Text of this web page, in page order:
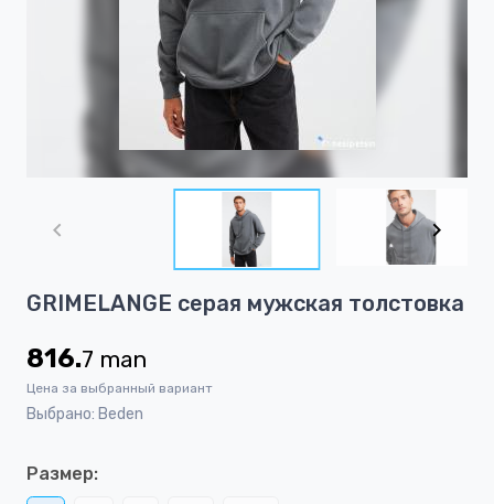
1
8
GRIMELANGE серая мужская толстовка
816.7 man
Цена за выбранный вариант
Выбрано: Beden
Размер: